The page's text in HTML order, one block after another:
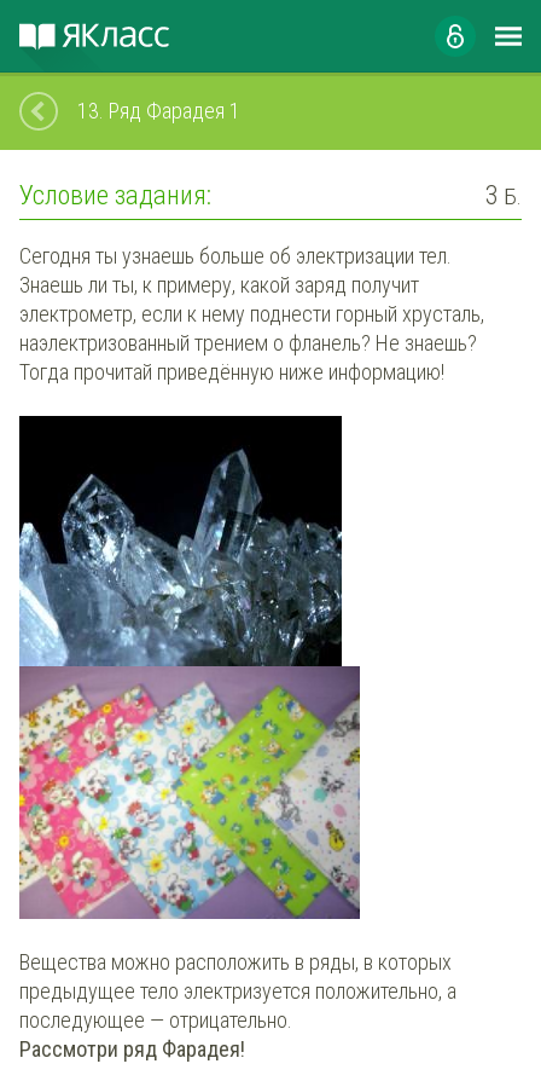
13. Ряд Фарадея 1
Условие задания: 3 Б.
Сегодня ты узнаешь больше об электризации тел.
Знаешь ли ты, к примеру, какой заряд получит
электрометр, если к нему поднести горный хрусталь,
наэлектризованный трением о фланель? Не знаешь?
Тогда прочитай приведённую ниже информацию!
Вещества можно расположить в ряды, в которых
предыдущее тело электризуется положительно, а
последующее — отрицательно.
Рассмотри ряд Фарадея!